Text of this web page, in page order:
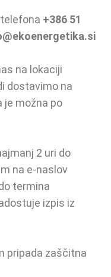
+386 51
na lokaciji
dostavimo na
je možna po
2 uri do
na e-naslov
termina
izpis iz
pripada zaščitna